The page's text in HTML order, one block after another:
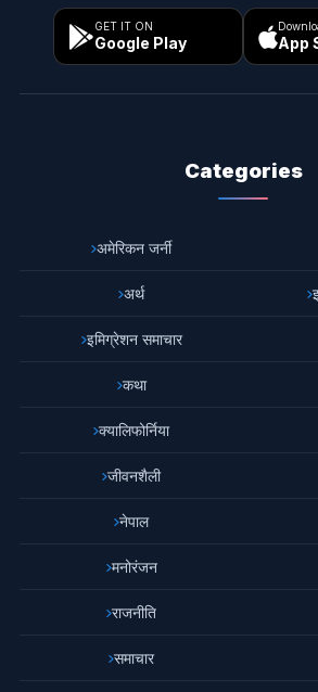
GET IT ON
Google Play App
Categories
अमेरिकन जर्नी
अर्थ
इमिग्रेशन समाचार
कथा
क्यालिफोर्निया
जीवनशैली
नेपाल
मनोरंजन
राजनीति
समाचार